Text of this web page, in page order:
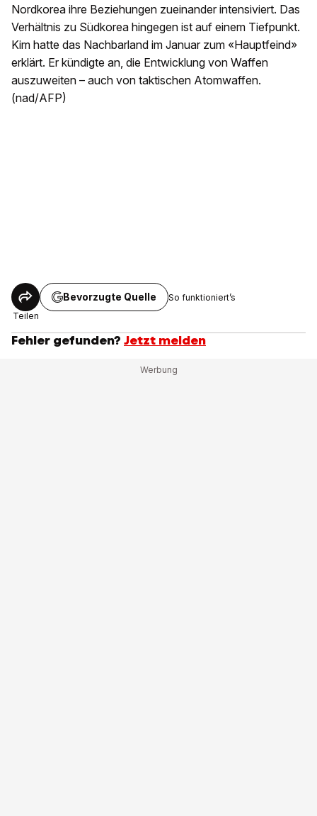
Nordkorea ihre Beziehungen zueinander intensiviert. Das
Verhältnis zu Südkorea hingegen ist auf einem Tiefpunkt.
Kim hatte das Nachbarland im Januar zum «Hauptfeind»
erklärt. Er kündigte an, die Entwicklung von Waffen
auszuweiten – auch von taktischen Atomwaffen.
(nad/AFP)
Teilen
Bevorzugte Quelle So funktioniert’s
Fehler gefunden? Jetzt melden